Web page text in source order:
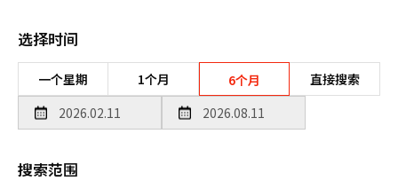
选择时间
一个星期 1个月 6个月 直接搜索
搜索范围